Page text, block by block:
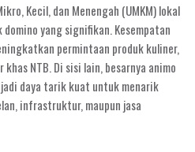
Kecil, dan Menengah (UMKM) lokal
yang signifikan. Kesempatan
permintaan produk kuliner,
NTB. Di sisi lain, besarnya animo
daya tarik kuat untuk menarik
infrastruktur, maupun jasa